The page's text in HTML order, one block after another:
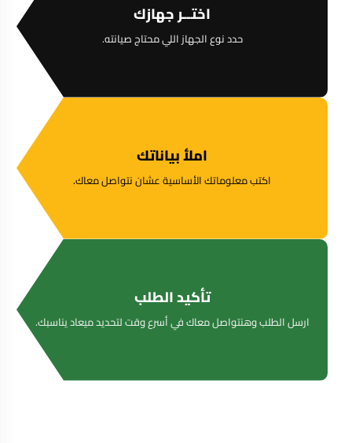
تأكيد الطلب
ارسل الطلب وهنتواصل معاك في أسرع وقت لتحديد ميعاد يناسبك.
املأ بياناتك
اكتب معلوماتك الأساسية عشان نتواصل معاك.
اختــر جهازك
حدد نوع الجهاز اللي محتاج صيانته.